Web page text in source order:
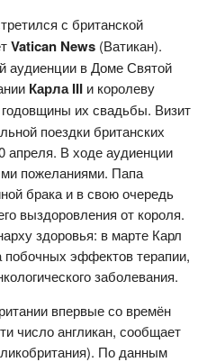
с британской
Vatican News (Ватикан).
аудиенции в Доме Святой
Карла III и королеву
их свадьбы. Визит
поездки британских
апреля. В ходе аудиенции
пожеланиями. Папа
брака и в свою очередь
выздоровления от короля.
здоровья: в марте Карл
побочных эффектов терапии,
заболевания.
впервые со времён
число англикан, сообщает
По данным